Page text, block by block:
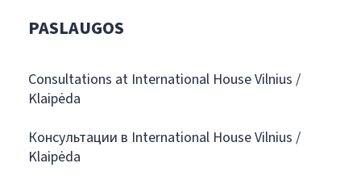
PASLAUGOS
Consultations at International House Vilnius /
Klaipėda
Консультации в International House Vilnius /
Klaipėda